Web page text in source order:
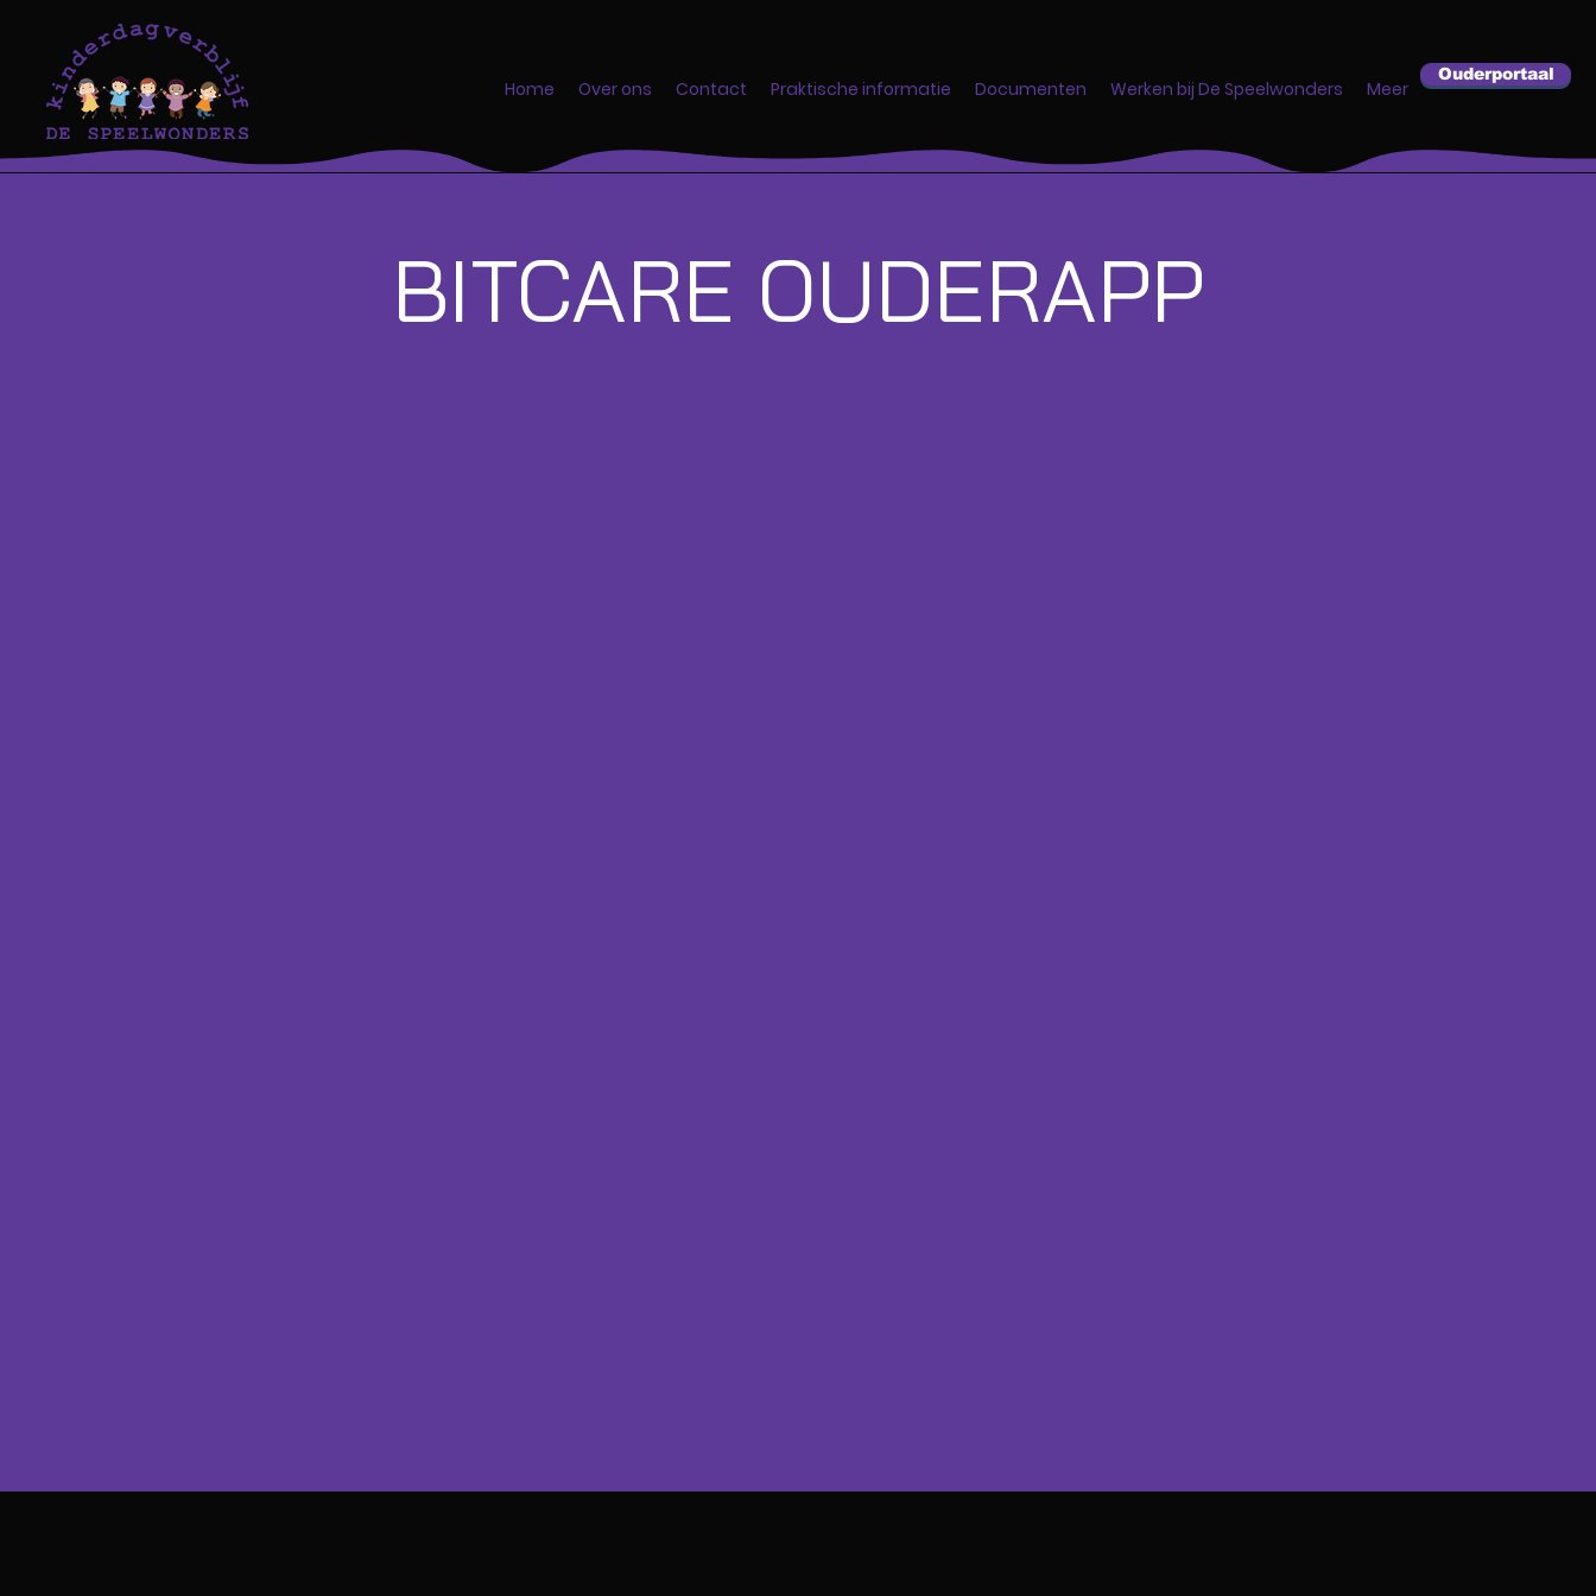
Home Over ons Contact Praktische informatie Documenten Werken bij De Speelwonders Meer
Ouderportaal
BITCARE OUDERAPP